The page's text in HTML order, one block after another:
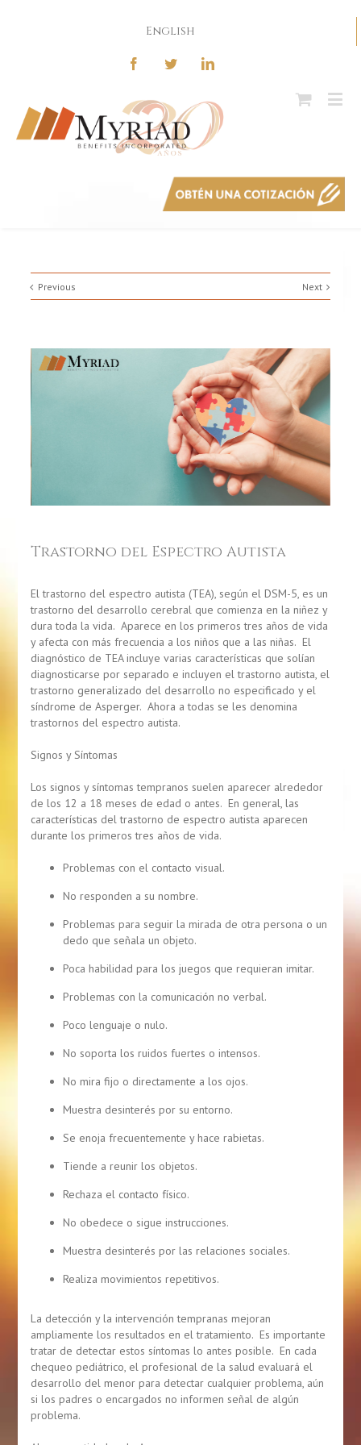
English
Previous Next
Trastorno del Espectro Autista
El trastorno del espectro autista (TEA), según el DSM-5, es un
trastorno del desarrollo cerebral que comienza en la niñez y
dura toda la vida. Aparece en los primeros tres años de vida
y afecta con más frecuencia a los niños que a las niñas. El
diagnóstico de TEA incluye varias características que solían
diagnosticarse por separado e incluyen el trastorno autista, el
trastorno generalizado del desarrollo no especificado y el
síndrome de Asperger. Ahora a todas se les denomina
trastornos del espectro autista.
Signos y Síntomas
Los signos y síntomas tempranos suelen aparecer alrededor
de los 12 a 18 meses de edad o antes. En general, las
características del trastorno de espectro autista aparecen
durante los primeros tres años de vida.
Problemas con el contacto visual.
No responden a su nombre.
Problemas para seguir la mirada de otra persona o un
dedo que señala un objeto.
Poca habilidad para los juegos que requieran imitar.
Problemas con la comunicación no verbal.
Poco lenguaje o nulo.
No soporta los ruidos fuertes o intensos.
No mira fijo o directamente a los ojos.
Muestra desinterés por su entorno.
Se enoja frecuentemente y hace rabietas.
Tiende a reunir los objetos.
Rechaza el contacto físico.
No obedece o sigue instrucciones.
Muestra desinterés por las relaciones sociales.
Realiza movimientos repetitivos.
La detección y la intervención tempranas mejoran
ampliamente los resultados en el tratamiento. Es importante
tratar de detectar estos síntomas lo antes posible. En cada
chequeo pediátrico, el profesional de la salud evaluará el
desarrollo del menor para detectar cualquier problema, aún
si los padres o encargados no informen señal de algún
problema.